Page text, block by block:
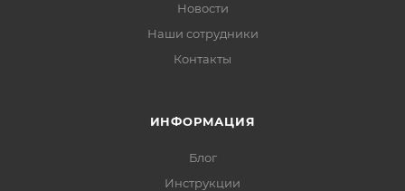
Новости
Наши сотрудники
Контакты
ИНФОРМАЦИЯ
Блог
Инструкции